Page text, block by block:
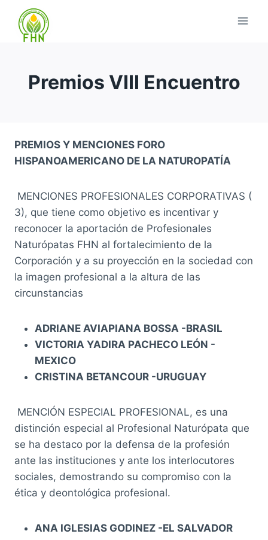
Premios VIII Encuentro
PREMIOS Y MENCIONES FORO
HISPANOAMERICANO DE LA NATUROPATÍA
MENCIONES PROFESIONALES CORPORATIVAS (
3), que tiene como objetivo es incentivar y
reconocer la aportación de Profesionales
Naturópatas FHN al fortalecimiento de la
Corporación y a su proyección en la sociedad con
la imagen profesional a la altura de las
circunstancias
ADRIANE AVIAPIANA BOSSA -BRASIL
VICTORIA YADIRA PACHECO LEÓN -
MEXICO
CRISTINA BETANCOUR -URUGUAY
MENCIÓN ESPECIAL PROFESIONAL, es una
distinción especial al Profesional Naturópata que
se ha destaco por la defensa de la profesión
ante las instituciones y ante los interlocutores
sociales, demostrando su compromiso con la
ética y deontológica profesional.
ANA IGLESIAS GODINEZ -EL SALVADOR